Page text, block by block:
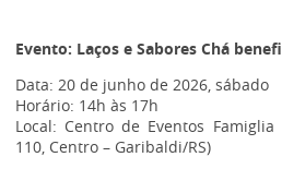
Evento: Laços e Sabores Chá
Data: 20 de junho de 2026, sábado
Horário: 14h às 17h
Local: Centro de Eventos Famiglia
110, Centro – Garibaldi/RS)